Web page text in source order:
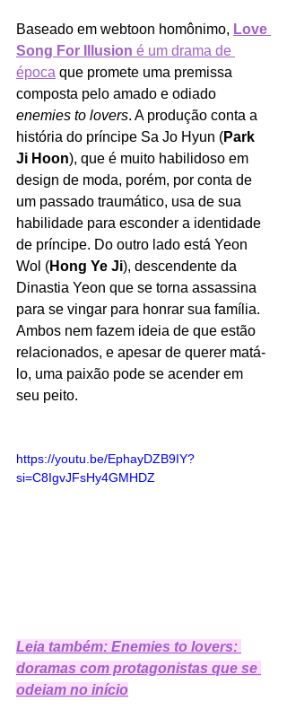
Baseado em webtoon homônimo, Love
Song For Illusion é um drama de
época que promete uma premissa
composta pelo amado e odiado
enemies to lovers. A produção conta a
história do príncipe Sa Jo Hyun (Park
Ji Hoon), que é muito habilidoso em
design de moda, porém, por conta de
um passado traumático, usa de sua
habilidade para esconder a identidade
de príncipe. Do outro lado está Yeon
Wol (Hong Ye Ji), descendente da
Dinastia Yeon que se torna assassina
para se vingar para honrar sua família.
Ambos nem fazem ideia de que estão
relacionados, e apesar de querer matá-
lo, uma paixão pode se acender em
seu peito.
https://youtu.be/EphayDZB9IY?
si=C8IgvJFsHy4GMHDZ
Leia também: Enemies to lovers:
doramas com protagonistas que se
odeiam no início